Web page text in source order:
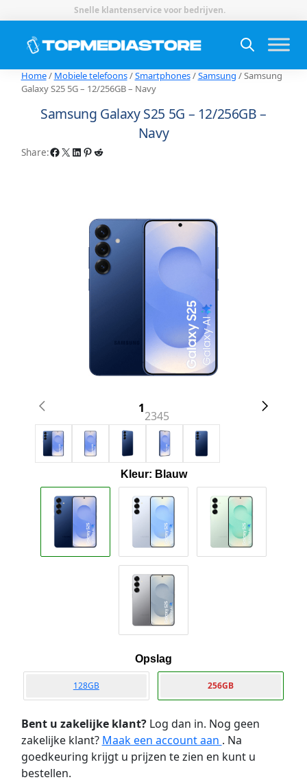
Snelle klantenservice voor bedrijven.
Home/ Mobiele telefoons/Smartphones/Samsung / Samsung
Galaxy S25 5G – 12/256GB – Navy
Samsung Galaxy S25 5G – 12/256GB –
Navy
Share:Facebook X LinkedIn Pinterest Reddit
1
2345
Kleur: Blauw
Opslag
128GB 256GB
Bent u zakelijke klant?Log dan in. Nog geen
zakelijke klant? Maak een account aan . Na
goedkeuring krijgt u prijzen te zien en kunt u
bestellen.